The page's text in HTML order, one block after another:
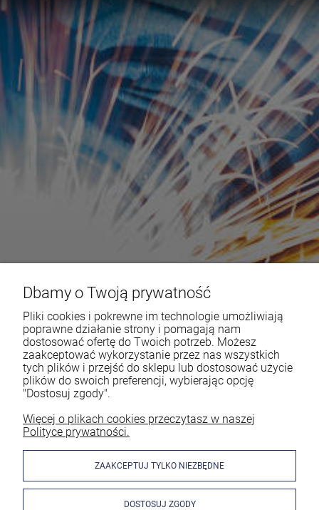
Dbamy o Twoją prywatność
Pliki cookies i pokrewne im technologie umożliwiają
poprawne działanie strony i pomagają nam
dostosować ofertę do Twoich potrzeb. Możesz
zaakceptować wykorzystanie przez nas wszystkich
tych plików i przejść do sklepu lub dostosować użycie
plików do swoich preferencji, wybierając opcję
"Dostosuj zgody".
Więcej o plikach cookies przeczytasz w naszej
Polityce prywatności.
ZAAKCEPTUJ TYLKO NIEZBĘDNE
DOSTOSUJ ZGODY